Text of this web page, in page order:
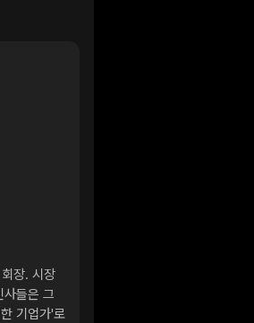
장. 시장
사들은 그
기업가'로